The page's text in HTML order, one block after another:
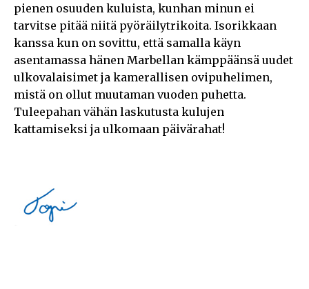
pienen osuuden kuluista, kunhan minun ei
tarvitse pitää niitä pyöräilytrikoita. Isorikkaan
kanssa kun on sovittu, että samalla käyn
asentamassa hänen Marbellan kämppäänsä uudet
ulkovalaisimet ja kamerallisen ovipuhelimen,
mistä on ollut muutaman vuoden puhetta.
Tuleepahan vähän laskutusta kulujen
kattamiseksi ja ulkomaan päivärahat!